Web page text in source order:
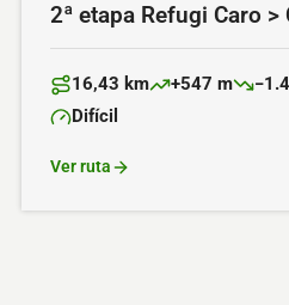
2ª etapa Refugi Caro >
Distancia:
16,43 km
Desnivel positivo:
+547 m
Dificultad:
Difícil
Ver ruta